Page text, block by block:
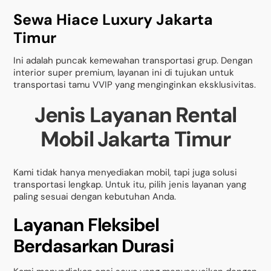
Sewa Hiace Luxury Jakarta
Timur
Ini adalah puncak kemewahan transportasi grup. Dengan
interior super premium, layanan ini di tujukan untuk
transportasi tamu VVIP yang menginginkan eksklusivitas.
Jenis Layanan Rental
Mobil Jakarta Timur
Kami tidak hanya menyediakan mobil, tapi juga solusi
transportasi lengkap. Untuk itu, pilih jenis layanan yang
paling sesuai dengan kebutuhan Anda.
Layanan Fleksibel
Berdasarkan Durasi